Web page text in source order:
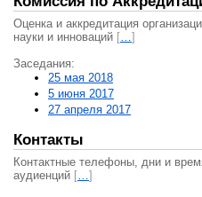
Оценка и аккредитация
науки и инноваций […]
Заседания:
25 мая 2018
5 июня 2017
27 апреля 2017
Контакты
Контактные телефоны, дни и
аудиенций […]